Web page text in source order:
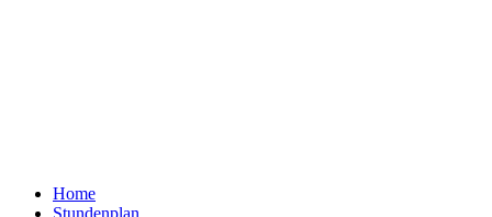
Home
Stundenplan